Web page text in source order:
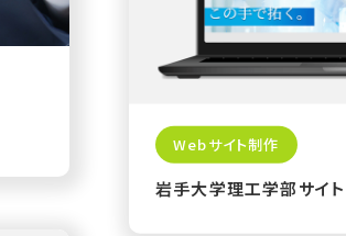
Webサイト制作
岩手大学理工学部サイ